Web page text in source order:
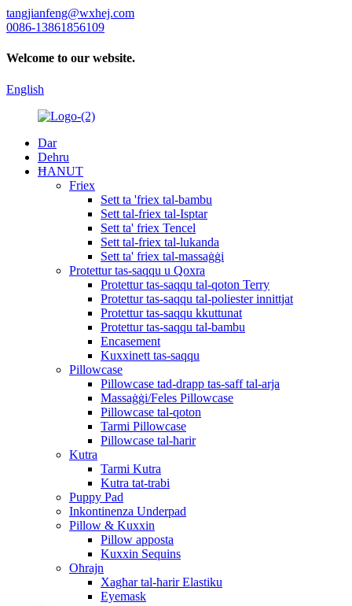
tangjianfeng@wxhej.com
0086-13861856109
Welcome to our website.
English
Dar
Dehru
ĦANUT
Friex
Sett ta 'friex tal-bambu
Sett tal-friex tal-Isptar
Sett ta' friex Tencel
Sett tal-friex tal-lukanda
Sett ta' friex tal-massaġġi
Protettur tas-saqqu u Qoxra
Protettur tas-saqqu tal-qoton Terry
Protettur tas-saqqu tal-poliester innittjat
Protettur tas-saqqu kkuttunat
Protettur tas-saqqu tal-bambu
Encasement
Kuxxinett tas-saqqu
Pillowcase
Pillowcase tad-drapp tas-saff tal-arja
Massaġġi/Feles Pillowcase
Pillowcase tal-qoton
Tarmi Pillowcase
Pillowcase tal-ħarir
Kutra
Tarmi Kutra
Kutra tat-trabi
Puppy Pad
Inkontinenza Underpad
Pillow & Kuxxin
Pillow apposta
Kuxxin Sequins
Oħrajn
Xagħar tal-ħarir Elastiku
Eyemask